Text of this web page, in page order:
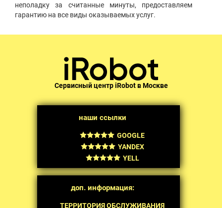
неполадку за считанные минуты, предоставляем
гарантию на все виды оказываемых услуг.
Сервисный центр iRobot в Москве
наши ссылки
GOOGLE
YANDEX
YELL
доп. информация:
ТЕРРИТОРИЯ ОБСЛУЖИВАНИЯ